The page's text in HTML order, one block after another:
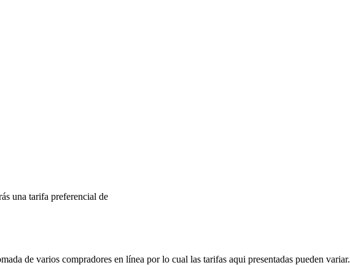
una tarifa preferencial de
de varios compradores en línea por lo cual las tarifas aqui presentadas pueden variar.